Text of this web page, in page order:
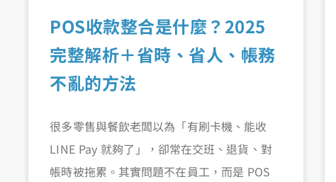
POS收款整合是什麼？2025
完整解析＋省時、省人、帳務
不亂的方法
很多零售與餐飲老闆以為「有刷卡機、能收
LINE Pay 就夠了」，卻常在交班、退貨、對
帳時被拖累。其實問題不在員工，而是 POS